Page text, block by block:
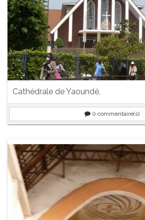
Cathédrale de Yaoundé.
0 commentaire(s)